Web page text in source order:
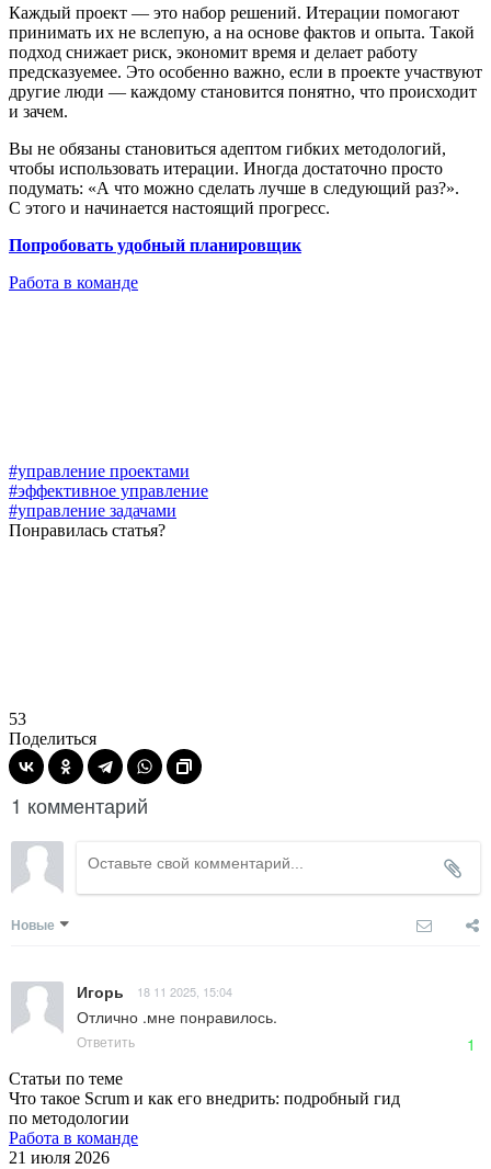
Каждый проект — это набор решений. Итерации помогают
принимать их не вслепую, а на основе фактов и опыта. Такой
подход снижает риск, экономит время и делает работу
предсказуемее. Это особенно важно, если в проекте участвуют
другие люди — каждому становится понятно, что происходит
и зачем.
Вы не обязаны становиться адептом гибких методологий,
чтобы использовать итерации. Иногда достаточно просто
подумать: «А что можно сделать лучше в следующий раз?».
С этого и начинается настоящий прогресс.
Попробовать удобный планировщик
Работа в команде
#управление проектами
#эффективное управление
#управление задачами
Понравилась статья?
53
Поделиться
1 комментарий
Новые
Игорь 18 11 2025, 15:04
Отлично .мне понравилось.
Ответить 1
Статьи по теме
Что такое Scrum и как его внедрить: подробный гид
по методологии
Работа в команде
21 июля 2026